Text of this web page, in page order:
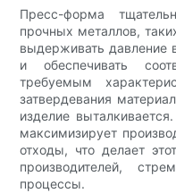
Пресс-форма
прочных металлов,
выдерживать давление
и обеспечивать
требуемым
затвердевания
изделие
максимизирует
отходы, что делает
производителей,
процессы.